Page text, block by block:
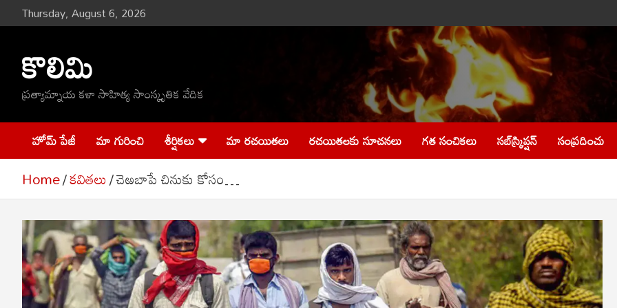
Skip
to
Thursday, August 6, 2026
కొలిమి
ప్రత్యామ్నాయ కళా సాహిత్య సాంస్కృతిక వేదిక
హోమ్ పేజీ మా గురించి శీర్షికలు మా రచయితలు రచయితలకు సూచనలు గత సంచికలు సబ్‌స్క్రిప్షన్ సంప్రదించు
Home కవితలు చెఱబాపే చినుకు కోసం…